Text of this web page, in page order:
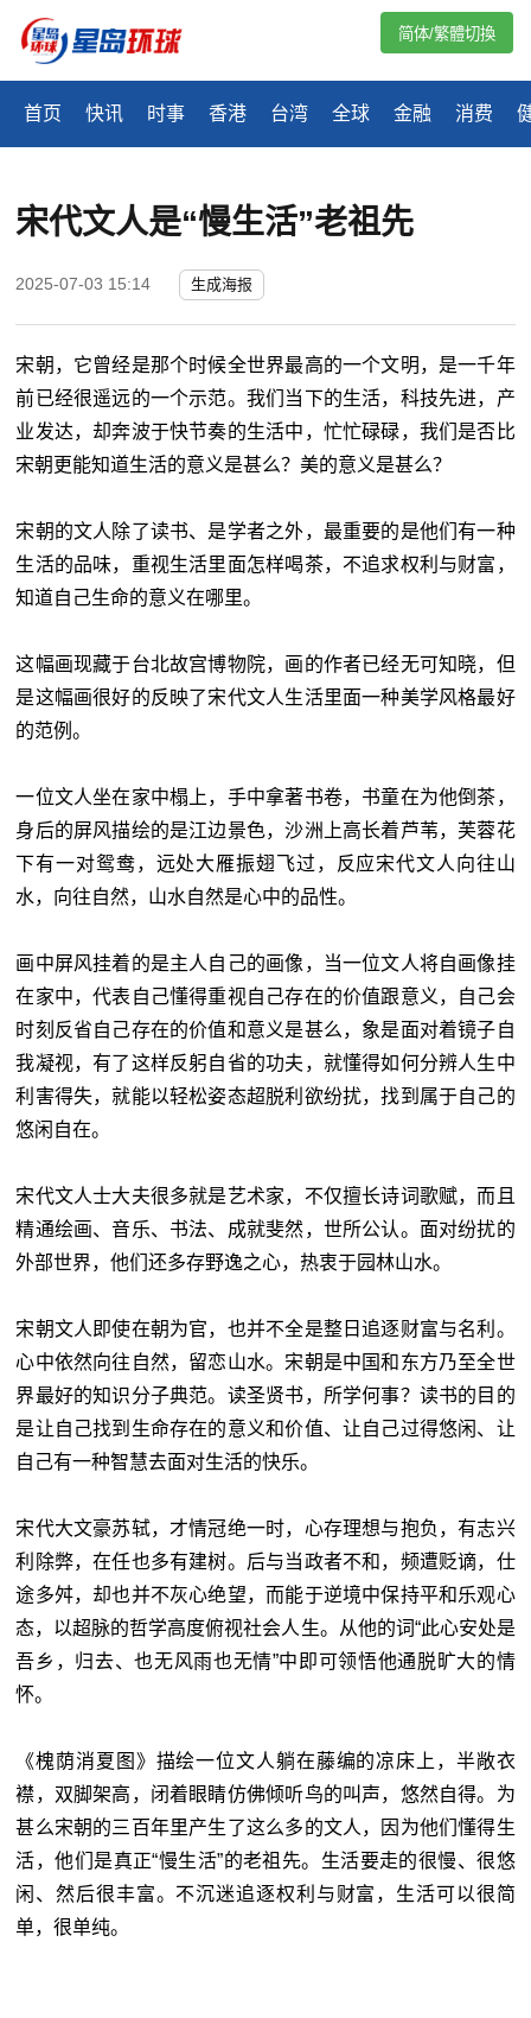
首页 快讯 时事 香港 台湾 全球 金融 消费
简体/繁體切換
宋代文人是“慢生活”老祖先
2025-07-03 15:14 生成海报
宋朝，它曾经是那个时候全世界最高的一个文明，是一千年
前已经很遥远的一个示范。我们当下的生活，科技先进，产
业发达，却奔波于快节奏的生活中，忙忙碌碌，我们是否比
宋朝更能知道生活的意义是甚么？美的意义是甚么？
宋朝的文人除了读书、是学者之外，最重要的是他们有一种
生活的品味，重视生活里面怎样喝茶，不追求权利与财富，
知道自己生命的意义在哪里。
这幅画现藏于台北故宫博物院，画的作者已经无可知晓，但
是这幅画很好的反映了宋代文人生活里面一种美学风格最好
的范例。
一位文人坐在家中榻上，手中拿著书卷，书童在为他倒茶，
身后的屏风描绘的是江边景色，沙洲上高长着芦苇，芙蓉花
下有一对鸳鸯，远处大雁振翅飞过，反应宋代文人向往山
水，向往自然，山水自然是心中的品性。
画中屏风挂着的是主人自己的画像，当一位文人将自画像挂
在家中，代表自己懂得重视自己存在的价值跟意义，自己会
时刻反省自己存在的价值和意义是甚么，象是面对着镜子自
我凝视，有了这样反躬自省的功夫，就懂得如何分辨人生中
利害得失，就能以轻松姿态超脱利欲纷扰，找到属于自己的
悠闲自在。
宋代文人士大夫很多就是艺术家，不仅擅长诗词歌赋，而且
精通绘画、音乐、书法、成就斐然，世所公认。面对纷扰的
外部世界，他们还多存野逸之心，热衷于园林山水。
宋朝文人即使在朝为官，也并不全是整日追逐财富与名利。
心中依然向往自然，留恋山水。宋朝是中国和东方乃至全世
界最好的知识分子典范。读圣贤书，所学何事？读书的目的
是让自己找到生命存在的意义和价值、让自己过得悠闲、让
自己有一种智慧去面对生活的快乐。
宋代大文豪苏轼，才情冠绝一时，心存理想与抱负，有志兴
利除弊，在任也多有建树。后与当政者不和，频遭贬谪，仕
途多舛，却也并不灰心绝望，而能于逆境中保持平和乐观心
态，以超脉的哲学高度俯视社会人生。从他的词“此心安处是
吾乡，归去、也无风雨也无情”中即可领悟他通脱旷大的情
怀。
《槐荫消夏图》描绘一位文人躺在藤编的凉床上，半敞衣
襟，双脚架高，闭着眼睛仿佛倾听鸟的叫声，悠然自得。为
甚么宋朝的三百年里产生了这么多的文人，因为他们懂得生
活，他们是真正“慢生活”的老祖先。生活要走的很慢、很悠
闲、然后很丰富。不沉迷追逐权利与财富，生活可以很简
单，很单纯。